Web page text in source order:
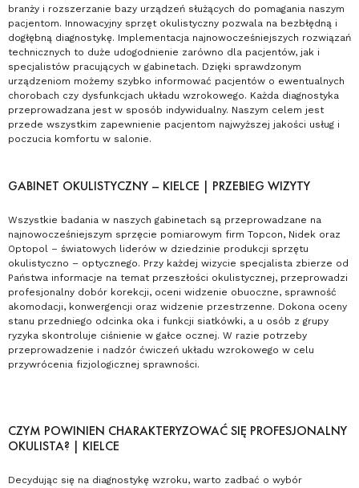
branży i rozszerzanie bazy urządzeń służących do pomagania naszym
pacjentom. Innowacyjny sprzęt okulistyczny pozwala na bezbłędną i
dogłębną diagnostykę. Implementacja najnowocześniejszych rozwiązań
technicznych to duże udogodnienie zarówno dla pacjentów, jak i
specjalistów pracujących w gabinetach. Dzięki sprawdzonym
urządzeniom możemy szybko informować pacjentów o ewentualnych
chorobach czy dysfunkcjach układu wzrokowego. Każda diagnostyka
przeprowadzana jest w sposób indywidualny. Naszym celem jest
przede wszystkim zapewnienie pacjentom najwyższej jakości usług i
poczucia komfortu w salonie.
GABINET OKULISTYCZNY – KIELCE | PRZEBIEG WIZYTY
Wszystkie badania w naszych gabinetach są przeprowadzane na
najnowocześniejszym sprzęcie pomiarowym firm Topcon, Nidek oraz
Optopol – światowych liderów w dziedzinie produkcji sprzętu
okulistyczno – optycznego. Przy każdej wizycie specjalista zbierze od
Państwa informacje na temat przeszłości okulistycznej, przeprowadzi
profesjonalny dobór korekcji, oceni widzenie obuoczne, sprawność
akomodacji, konwergencji oraz widzenie przestrzenne. Dokona oceny
stanu przedniego odcinka oka i funkcji siatkówki, a u osób z grupy
ryzyka skontroluje ciśnienie w gałce ocznej. W razie potrzeby
przeprowadzenie i nadzór ćwiczeń układu wzrokowego w celu
przywrócenia fizjologicznej sprawności.
CZYM POWINIEN CHARAKTERYZOWAĆ SIĘ PROFESJONALNY
OKULISTA? | KIELCE
Decydując się na diagnostykę wzroku, warto zadbać o wybór